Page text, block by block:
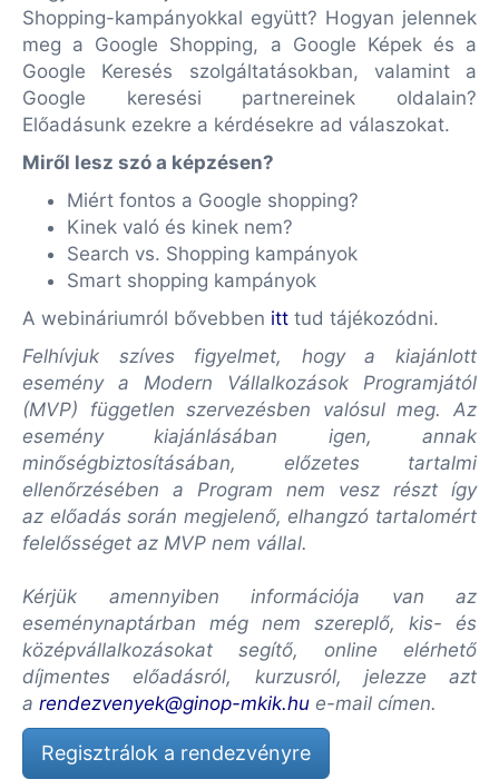
Shopping-kampányokkal együtt? Hogyan jelennek
meg a Google Shopping, a Google Képek és a
Google Keresés szolgáltatásokban, valamint a
Google keresési partnereinek oldalain?
Előadásunk ezekre a kérdésekre ad válaszokat.
Miről lesz szó a képzésen?
Miért fontos a Google shopping?
Kinek való és kinek nem?
Search vs. Shopping kampányok
Smart shopping kampányok
A webináriumról bővebben itt tud tájékozódni.
Felhívjuk szíves figyelmet, hogy a kiajánlott
esemény a Modern Vállalkozások Programjától
(MVP) független szervezésben valósul meg. Az
esemény kiajánlásában igen, annak
minőségbiztosításában, előzetes tartalmi
ellenőrzésében a Program nem vesz részt így
az előadás során megjelenő, elhangzó tartalomért
felelősséget az MVP nem vállal.
Kérjük amennyiben információja van az
eseménynaptárban még nem szereplő, kis- és
középvállalkozásokat segítő, online elérhető
díjmentes előadásról, kurzusról, jelezze azt
a rendezvenyek@ginop-mkik.hu e-mail címen.
Regisztrálok a rendezvényre